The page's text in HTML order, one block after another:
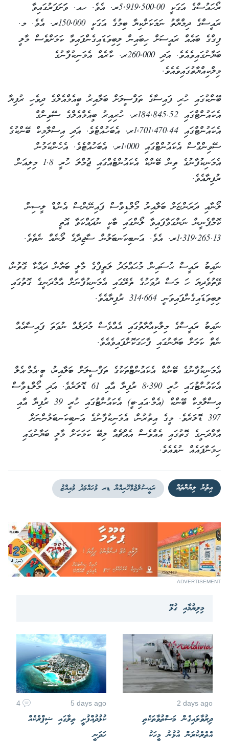
ރޯހައުސްގެ އަގަކީ 5,919,500.00ރ. އެވެ. ހއ. ވަަށަފަރުގައިވާ
ރައީސްގެ ދިމްޔާތު ނަމަކަށްކިޔާ ބިމުގެ އަގަކީ 150,000ރ. އެވެ. މ.
ފިގްގެ ބައެއް ރައީސަށް ހިބައިން ލިބިވަޑައިގެންފައިވާ ކަމަށްވެސް މާލީ
ބަޔާނުގައިވެއެވެ. އަދި 260,000ރ. ކާރެއް އެމަނިކުފާނުގެ
މިލްކިއްޔާތުގައިވެއެވެ.
ބޭންކުގައި ހުރި ފައިސާގެ ތަފްސީލަށް ބަލާއިރު ބީއެމްއެލްގެ ދިވެހި ރުފިޔާ
އެކައުންޓްގައި 184,845.52ރ. ހުރިއިރު ބީއެމްއެލްގެ ސޭވިންގް
އެކައުންޓްގައި 1,701,470.44ރ. އެބަހުއްޓެވެ. އަދި އިސްލާމިކް ބޭންކުގެ
ސޭވިންގްސް އެކައުންޓްގައި 1,000ރ. އެބަހުއްޓެވެ. އެހެންކަމުން
އެމަނިކުފާނުގެ ތިން ބޭންކް އެކައުންޓެއްގައި ޖުމްލަ ހުރީ 1.8 މިލިއަން
ރުފިޔާއެވެ.
ލޯނާއި ދަރަންޏަށް ބަލާއިރު މޯލްޑިވްސް ފައިނޭންސް އެންޑް ލީސިން
ކޮމްޕެނީން ނަންގަވާފައިވާ ލޯންގައި ބާކީ ނުދައްކަވާ އޮތީ
1,319,265.13ރ. އެވެ. އަނބިކަނބަލުން ސާޖިދާގެ ލޯނެއް ނެތެވެ.
ނައިބު ރައީސް ޙުސައިން މުޙައްމަދު ލަޠީފްގެ މާލީ ބަޔާން ދައްކާ ގޮތުން،
ވޭތުވެދިޔަ ހަ މަސް ދުވަހުގެ ތެރޭގައި އެމަނިކުފާނަށް އާމްދަނީގެ ގޮތުގައި
ލިބިވަޑައިގެންފައިވަނީ 314,664 ރުފިޔާއެވެ.
ނައިބު ރައީސްގެ މިލްކިއްޔާތުގައި އެއްވެސް މުދަލެއް ނުވަތަ ފައިސާއެއް
ނެތް ކަމަށް ބަޔާނުގައި ފާހަގަކޮށްފައިވެއެވެ.
އެމަނިކުފާނުގެ ބޭންކް އެކައުންޓްތަކުގެ ތަފްސީލަށް ބަލާއިރު، ބީ.އެމް.އެލް
އެކައުންޓުގައި ހުރީ 8,390 ރުފިޔާ އާއި 61 ޑޮލަރެވެ. އަދި މޯލްޑިވްސް
އިސްލާމިކް ބޭންކް (އެމް.އައި.ބީ) އެކައުންޓުގައި ހުރީ 39 ރުފިޔާ އާއި
397 ޑޮލަރެވެ. މީގެ އިތުރުން، އެމަނިކުފާނުގެ އަނބިކަނބަލުންނަށް
އާމްދަނީގެ ގޮތުގައި އެއްވެސް އެއްޗެއް ލިބޭ ކަމަކަށް މާލީ ބަޔާނުގައި
ހިމަނާފައެއް ނުވެއެވެ.
އިތުރު ލިޔުންތައް ރައީސުލްޖުމްހޫރިއްޔާ ޑރ މުހައްމަދު މުއިއްޒު
ADVERTISEMENT
މިލިޔުމާއި ގުޅޭ
2 days ago
ދިރުވާލައިގެން މަސްތުވާތަކެތި
އެތެރެކުރަން އުޅުނު މީހަކު
5 days ago
4
ކުޅުދުއްފުށީ ތިލާގައި ޝިޕްރެކެއް
ހަދަނީ